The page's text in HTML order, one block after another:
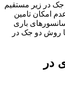
جک در زیر مستقیم
امکان تامین
باری
روش دو جک در
در